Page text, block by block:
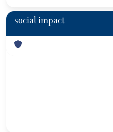
social impact